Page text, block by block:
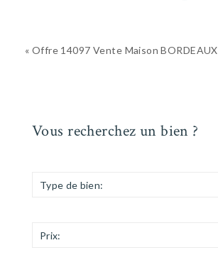
« Offre 14097 Vente Maison BORDEAUX
Vous recherchez un bien ?
Type de bien:
Prix: